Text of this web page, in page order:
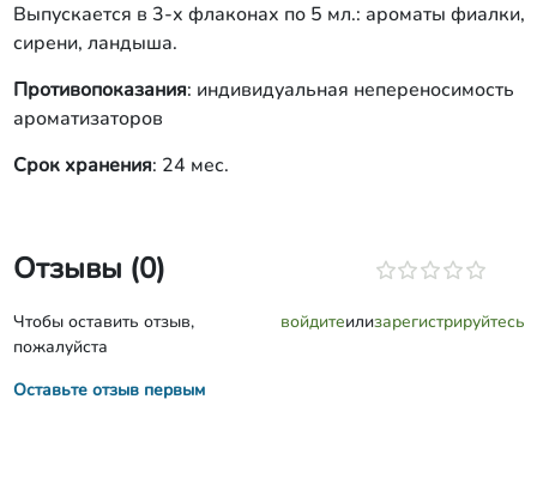
Выпускается в 3-х флаконах по 5 мл.: ароматы фиалки,
сирени, ландыша.
Противопоказания: индивидуальная непереносимость
ароматизаторов
Срок хранения: 24 мес.
Отзывы (0)
Чтобы оставить отзыв,
пожалуйста
войдитеилизарегистрируйтесь
Оставьте отзыв первым